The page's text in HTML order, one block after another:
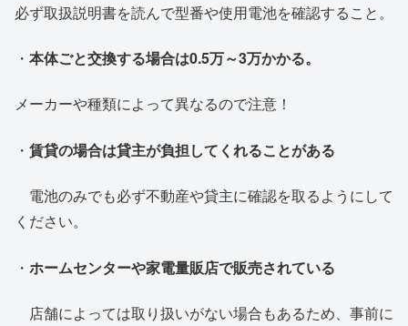
必ず取扱説明書を読んで型番や使用電池を確認すること。
・ 本体ごと交換する場合は0.5万～3万かかる。
メーカーや種類によって異なるので注意！
・ 賃貸の場合は貸主が負担してくれることがある
電池のみでも必ず不動産や貸主に確認を取るようにして
ください。
・ ホームセンターや家電量販店で販売されている
店舗によっては取り扱いがない場合もあるため、事前に